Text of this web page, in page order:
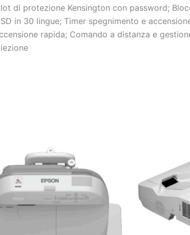
di protezione Kensington con password;
in 30 lingue; Timer spegnimento e
rapida; Comando a distanza e